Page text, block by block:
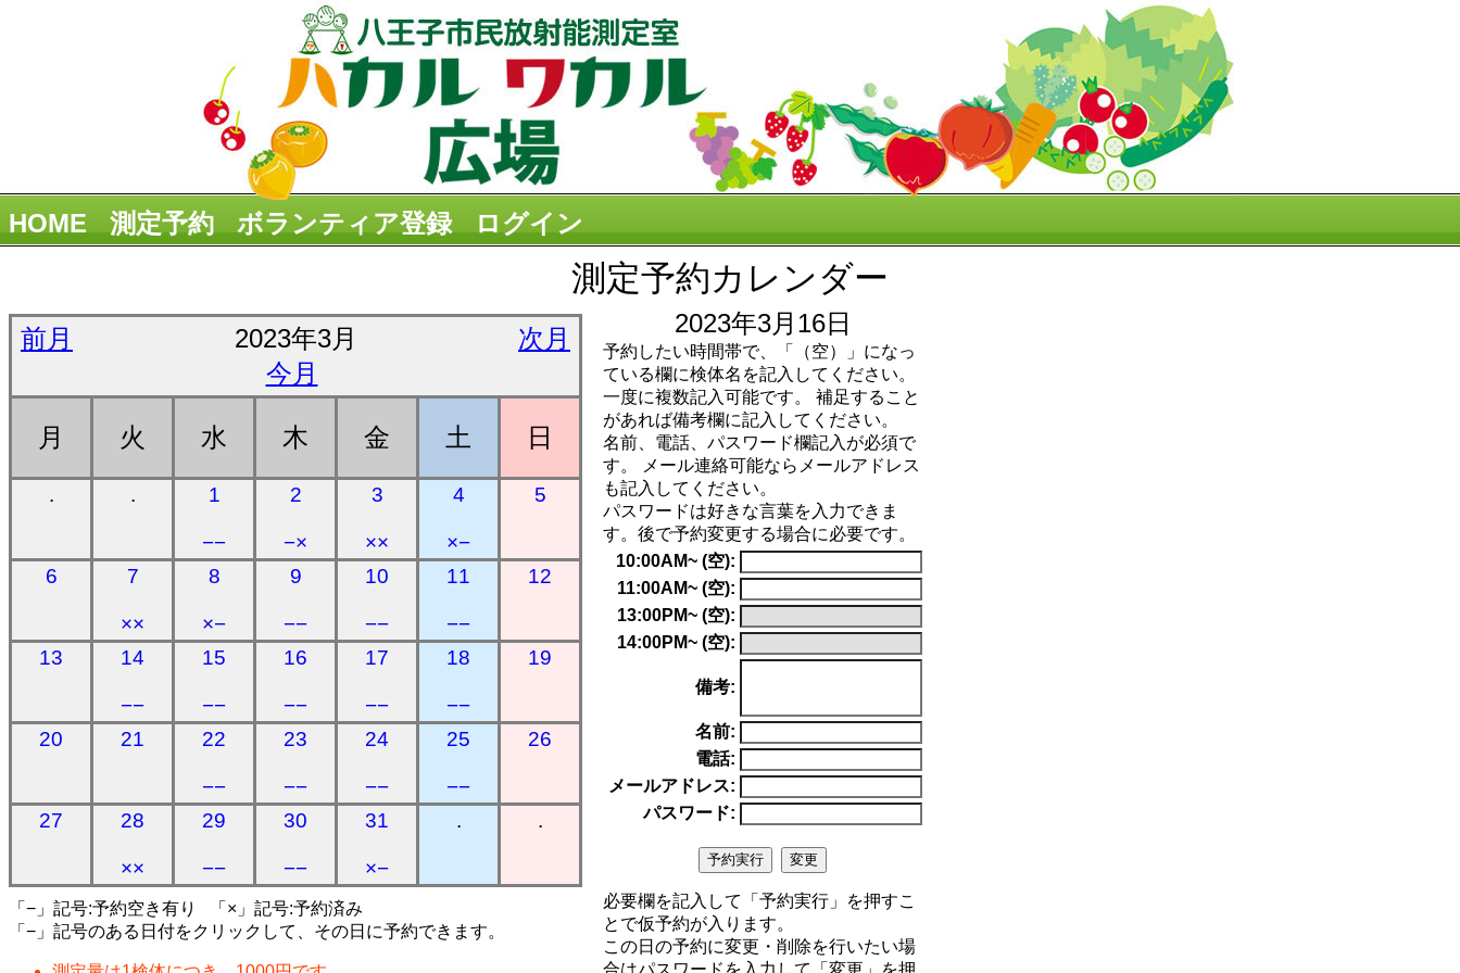
HOME 測定予約 ボランティア登録 ログイン
測定予約カレンダー
前月 2023年3月
次月
今月
月 火 水 木 金 土 日
. . 1
−−
2
−×
3
××
4
×−
5
6 7
××
8
×−
9
−−
10
−−
11
−−
12
13 14
−−
15
−−
16
−−
17
−−
18
−−
19
20 21 22
−−
23
−−
24
−−
25
−−
26
27 28
××
29
−−
30
−−
31
×−
. .
「−」記号:予約空き有り 「×」記号:予約済み
「−」記号のある日付をクリックして、その日に予約できます。
2023年3月16日
予約したい時間帯で、「（空）」になっ
ている欄に検体名を記入してください。
一度に複数記入可能です。 補足すること
があれば備考欄に記入してください。
名前、電話、パスワード欄記入が必須で
す。 メール連絡可能ならメールアドレス
も記入してください。
パスワードは好きな言葉を入力できま
す。後で予約変更する場合に必要です。
10:00AM~ (空):
11:00AM~ (空):
13:00PM~ (空):
14:00PM~ (空):
備考:
名前:
電話:
メールアドレス:
パスワード:
必要欄を記入して「予約実行」を押すこ
とで仮予約が入ります。
この日の予約に変更・削除を行いたい場
合はパスワードを入力して「変更」を押